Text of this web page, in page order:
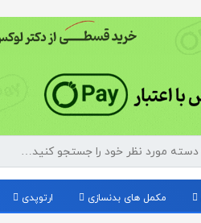
مکمل های بدنسازی ارتوپدی